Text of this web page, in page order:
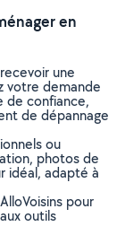
en
une
votre demande
de confiance,
de dépannage
ou
photos de
idéal, adapté à
pour
outils